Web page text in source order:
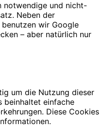
notwendige und nicht-
Neben der
wir Google
– aber natürlich nur
um die Nutzung dieser
beinhaltet einfache
Diese Cookies